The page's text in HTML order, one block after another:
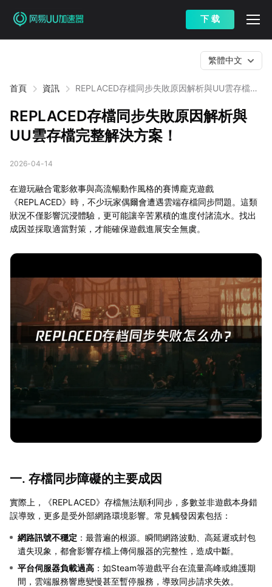
下 载
首頁 資訊
REPLACED存檔同步失敗原因解析與UU雲存檔完
繁體中文
REPLACED存檔同步失敗原因解析與
UU雲存檔完整解決方案！
2026-04-14
在遊玩融合電影敘事與高流暢動作風格的賽博龐克遊戲
《REPLACED》時，不少玩家偶爾會遭遇雲端存檔同步問題。這類
狀況不僅影響沉浸體驗，更可能讓辛苦累積的進度付諸流水。找出
成因並採取適當對策，才能確保遊戲進展安全無虞。
一. 存檔同步障礙的主要成因
實際上，《REPLACED》存檔無法順利同步，多數並非遊戲本身錯
誤導致，更多是受外部網路環境影響。常見觸發因素包括：
網路訊號不穩定 ：最普遍的根源。瞬間網路波動、高延遲或封包
遺失現象，都會影響存檔上傳伺服器的完整性，造成中斷。
平台伺服器負載過高 ：如Steam等遊戲平台在流量高峰或維護期
間，雲端服務響應變慢甚至暫停服務，導致同步請求失效。